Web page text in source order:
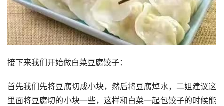
接下来我们开始做白菜豆腐饺子：
首先我们先将豆腐切成小块，然后将豆腐焯水，二姐建议这
里面将豆腐切的小块一些，这样和白菜一起包饺子的时候能